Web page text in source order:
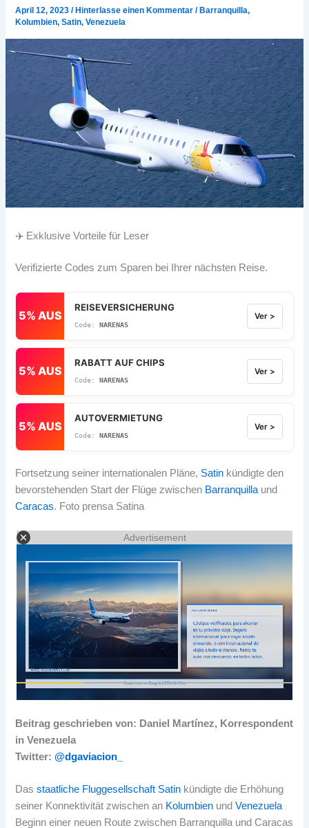
April 12, 2023/ Hinterlasse einen Kommentar / Barranquilla,
Kolumbien,Satin,Venezuela
✈️ Exklusive Vorteile für Leser
Verifizierte Codes zum Sparen bei Ihrer nächsten Reise.
5% AUS
REISEVERSICHERUNG
NARENAS
Ver >
5% AUS
RABATT AUF CHIPS
NARENAS
Ver >
5% AUS
AUTOVERMIETUNG
NARENAS
Ver >
Fortsetzung seiner internationalen Pläne, Satin kündigte den
bevorstehenden Start der Flüge zwischen Barranquilla und
Caracas. Foto prensa Satina
Advertisement
Beitrag geschrieben von: Daniel Martínez, Korrespondent
in Venezuela
Twitter:@dgaviacion_
Dasstaatliche Fluggesellschaft Satin kündigte die Erhöhung
seiner Konnektivität zwischen an Kolumbien undVenezuela
Beginn einer neuen Route zwischen Barranquilla und Caracas